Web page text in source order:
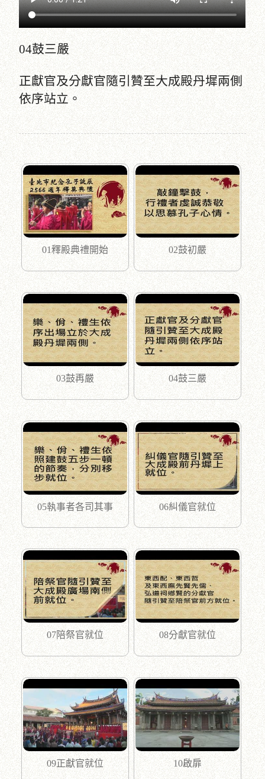
04鼓三嚴
正獻官及分獻官隨引贊至大成殿丹墀兩側
依序站立。
01釋殿典禮開始 02鼓初嚴
03鼓再嚴 04鼓三嚴
05執事者各司其事 06糾儀官就位
07陪祭官就位 08分獻官就位
09正獻官就位 10啟扉